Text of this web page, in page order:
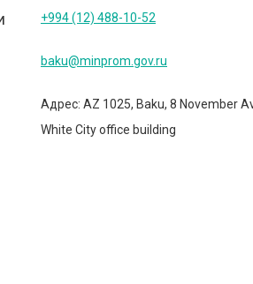
+994 (12) 488-10-52
baku@minprom.gov.ru
Адрес: AZ 1025, Baku, 8 November
White City office building